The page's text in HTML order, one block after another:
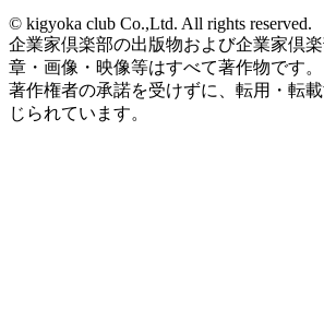
© kigyoka club Co.,Ltd. All rights reserved.
企業家倶楽部の出版物および企業家倶
章・画像・映像等はすべて著作物です。
著作権者の承諾を受けずに、転用・転
じられています。